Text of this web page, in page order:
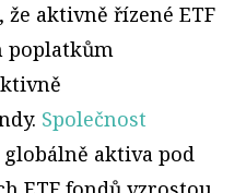
aktivně řízené ETF
poplatkům
Společnost
globálně aktiva pod